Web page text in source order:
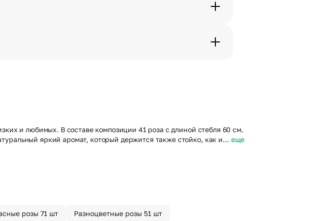
и любимых. В составе композиции 41 роза с длиной стебля 60 см.
яркий аромат, который держится также стойко, как и… еще
розы 71 шт Разноцветные розы 51 шт